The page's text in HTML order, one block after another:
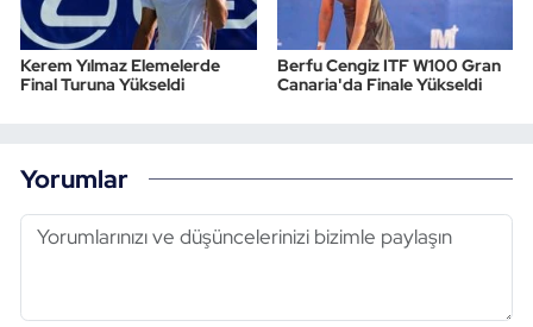
Kerem Yılmaz Elemelerde
Final Turuna Yükseldi
Berfu Cengiz ITF W100 Gran
Canaria'da Finale Yükseldi
Yorumlar